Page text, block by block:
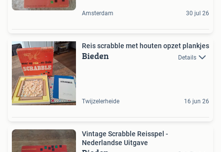
Amsterdam 30 jul 26
Reis scrabble met houten opzet plankjes
Bieden Details
Twijzelerheide 16 jun 26
Vintage Scrabble Reisspel -
Nederlandse Uitgave